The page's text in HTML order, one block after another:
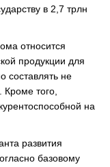
в 2,7 трлн
относится
продукции для
составлять не
того,
на
развития
базовому